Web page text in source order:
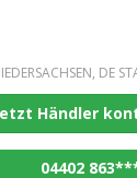
DE
Händler
04402